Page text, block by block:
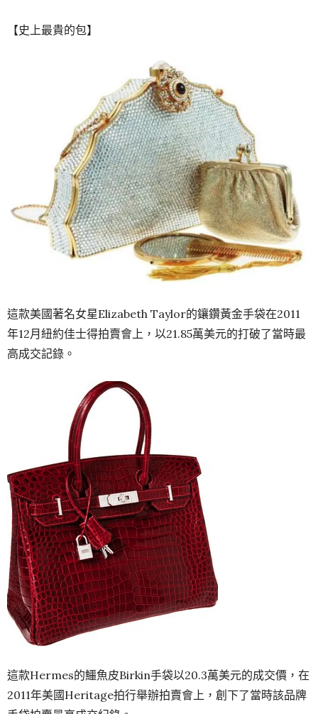
【史上最貴的包】
這款美國著名女星Elizabeth Taylor的鑲鑽黃金手袋在2011
年12月紐約佳士得拍賣會上，以21.85萬美元的打破了當時最
高成交記錄。
這款Hermes的鱷魚皮Birkin手袋以20.3萬美元的成交價，在
2011年美國Heritage拍行舉辦拍賣會上，創下了當時該品牌